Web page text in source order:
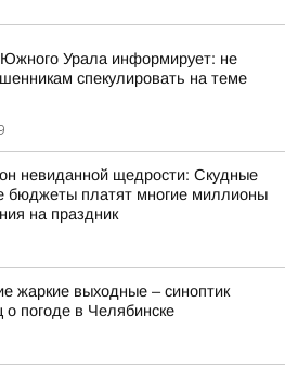
Урала информирует: не
спекулировать на теме
невиданной щедрости: Скудные
бюджеты платят многие миллионы
на праздник
жаркие выходные – синоптик
о погоде в Челябинске